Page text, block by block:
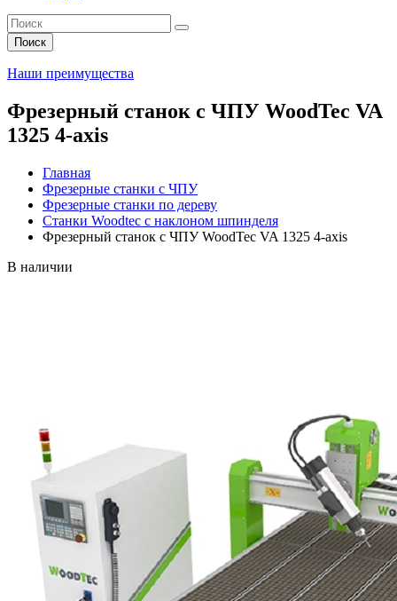
Поиск
Наши преимущества
Фрезерный станок с ЧПУ WoodTec VA
1325 4-axis
Главная
Фрезерные станки с ЧПУ
Фрезерные станки по дереву
Станки Woodtec с наклоном шпинделя
Фрезерный станок с ЧПУ WoodTec VA 1325 4-axis
В наличии